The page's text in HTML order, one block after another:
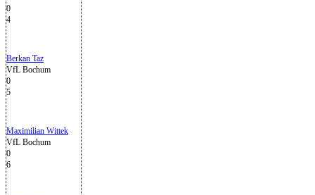
0
4
Berkan Taz
VfL Bochum
0
5
Maximilian Wittek
VfL Bochum
0
6